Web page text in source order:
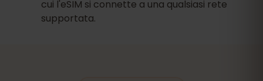
cui l'eSIM si connette a una qualsiasi rete
supportata.